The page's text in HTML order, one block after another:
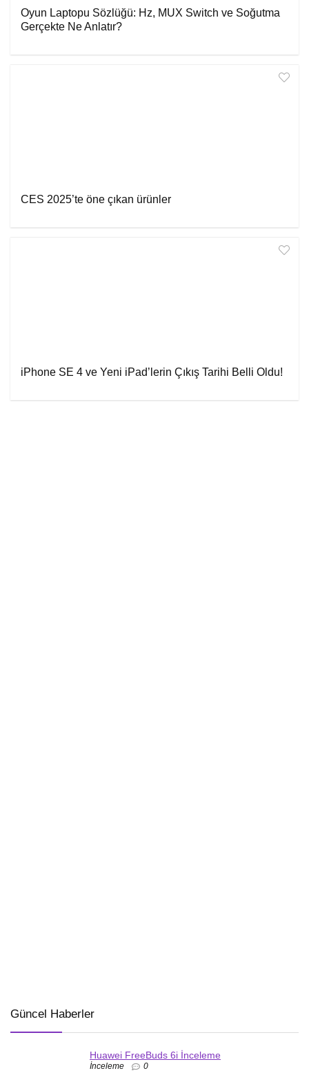
Oyun Laptopu Sözlüğü: Hz, MUX Switch ve Soğutma
Gerçekte Ne Anlatır?
CES 2025’te öne çıkan ürünler
iPhone SE 4 ve Yeni iPad’lerin Çıkış Tarihi Belli Oldu!
Güncel Haberler
Huawei FreeBuds 6i İnceleme
İnceleme 0